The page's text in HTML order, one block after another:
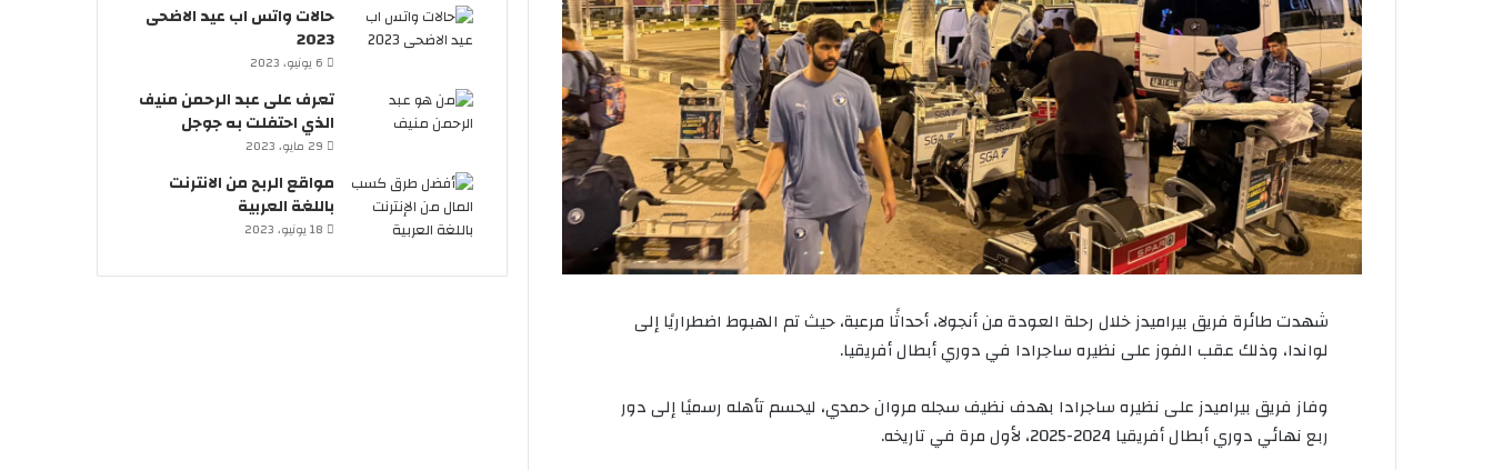
شهدت طائرة فريق بيراميدز خلال رحلة العودة من أنجولا، أحداثًا مرعبة، حيث تم الهبوط اضطراريًا إلى
لواندا، وذلك عقب الفوز على نظيره ساجرادا في دوري أبطال أفريقيا.
وفاز فريق بيراميدز على نظيره ساجرادا بهدف نظيف سجله مروان حمدي، ليحسم تأهله رسميًا إلى دور
ربع نهائي دوري أبطال أفريقيا 2024-2025، لأول مرة في تاريخه.
حالات واتس اب عيد الاضحى
2023
6 يونيو، 2023
تعرف على عبد الرحمن منيف
الذي احتفلت به جوجل
29 مايو، 2023
مواقع الربح من الانترنت
باللغة العربية
18 يونيو، 2023